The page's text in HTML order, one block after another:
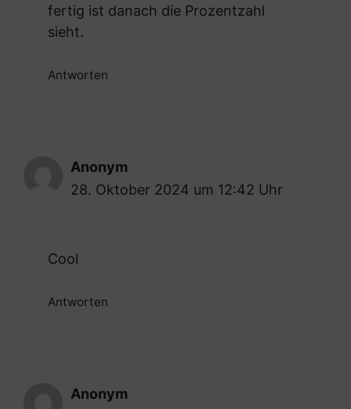
fertig ist danach die Prozentzahl
sieht.
Antworten
Anonym
28. Oktober 2024 um 12:42 Uhr
Cool
Antworten
Anonym